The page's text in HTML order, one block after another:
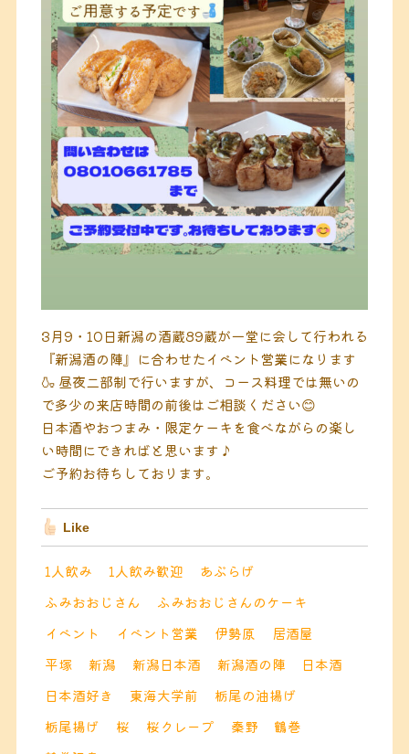
3月9・10日新潟の酒蔵89蔵が一堂に会して行われる
『新潟酒の陣』に合わせたイベント営業になります
🍶昼夜二部制で行いますが、コース料理では無いの
で多少の来店時間の前後はご相談ください😊
日本酒やおつまみ・限定ケーキを食べながらの楽し
い時間にできればと思います♪
ご予約お待ちしております。
Like
1人飲み 1人飲み歓迎
あぶらげ
ふみおおじさん
ふみおおじさんのケーキ
イベント
イベント営業 伊勢原
居酒屋
平塚
新潟 新潟日本酒 新潟酒の陣
日本酒
日本酒好き
東海大学前
栃尾の油揚げ
栃尾揚げ
桜 桜クレープ 秦野
鶴巻